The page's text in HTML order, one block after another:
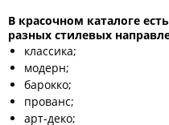
В красочном каталоге
разных стилевых
классика;
модерн;
барокко;
прованс;
арт-деко;